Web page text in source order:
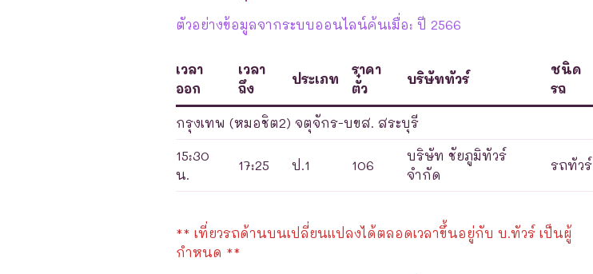
ตัวอย่างข้อมูลจากระบบออนไลน์ค้นเมื่อ: ปี 2566
เวลา
ออก
เวลา
ถึง
ประเภท
ราคา
ตั๋ว
บริษัททัวร์
ชนิด
รถ
กรุงเทพ (หมอชิต2) จตุจักร-บขส. สระบุรี
15:30
น.
17:25 ป.1 106
บริษัท ชัยภูมิทัวร์
จำกัด
รถทัวร์
** เที่ยวรถด้านบนเปลี่ยนแปลงได้ตลอดเวลาขึ้นอยู่กับ บ.ทัวร์ เป็นผู้
กำหนด **